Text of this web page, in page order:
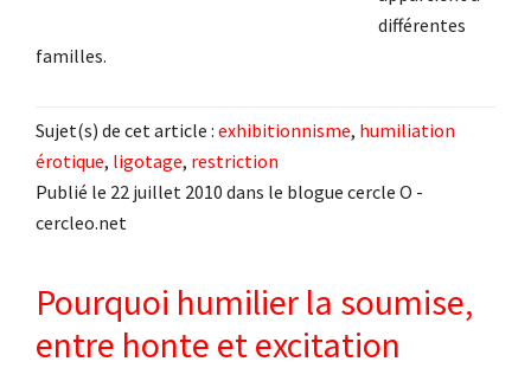
différentes
familles.
Sujet(s) de cet article : exhibitionnisme, humiliation
érotique, ligotage, restriction
Publié le 22 juillet 2010 dans le blogue cercle O -
cercleo.net
Pourquoi humilier la soumise,
entre honte et excitation